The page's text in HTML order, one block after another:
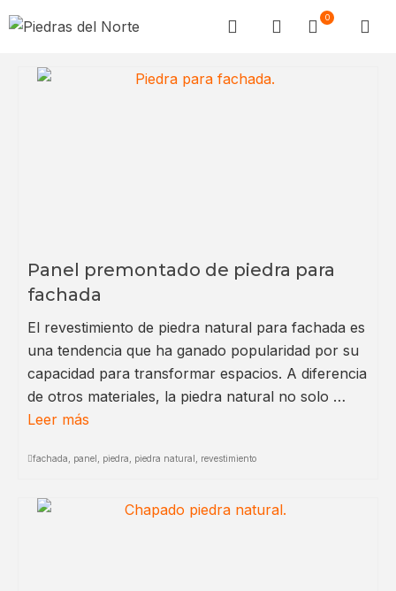
0
Panel premontado de piedra para
fachada
El revestimiento de piedra natural para fachada es
una tendencia que ha ganado popularidad por su
capacidad para transformar espacios. A diferencia
de otros materiales, la piedra natural no solo …
Leer más
fachada panel piedra piedra natural revestimiento